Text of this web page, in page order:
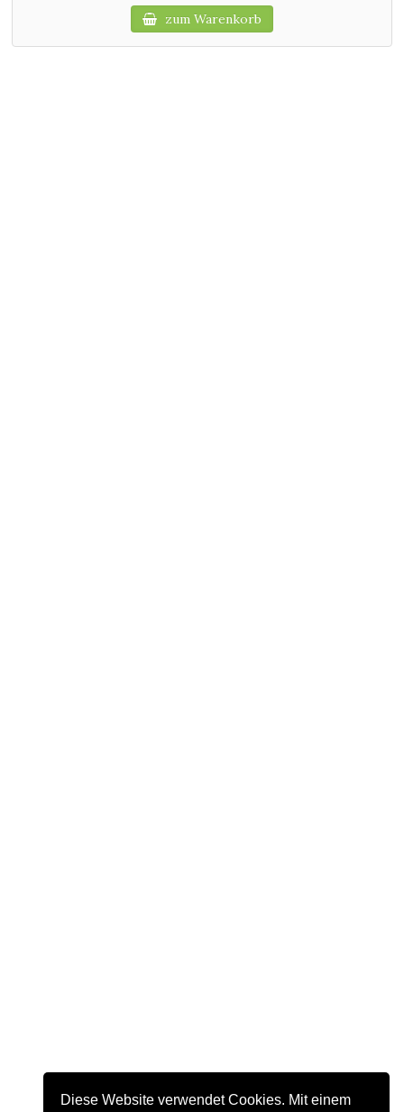
Diese Website verwendet Cookies. Mit einem
zum Warenkorb